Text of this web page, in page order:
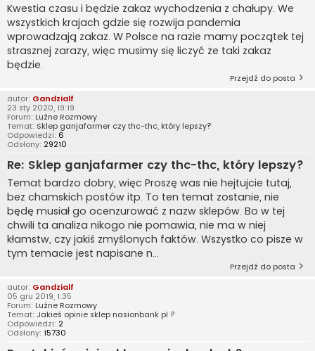
Kwestia czasu i będzie zakaz wychodzenia z chałupy. We
wszystkich krajach gdzie się rozwija pandemia
wprowadzają zakaz. W Polsce na razie mamy początek tej
strasznej zarazy, więc musimy się liczyć że taki zakaz
będzie.
Przejdź do posta
autor: Gandzialf
23 sty 2020, 19:19
Forum: Luźne Rozmowy
Temat: Sklep ganjafarmer czy thc-thc, który lepszy?
Odpowiedzi: 6
Odsłony: 29210
Re: Sklep ganjafarmer czy thc-thc, który lepszy?
Temat bardzo dobry, więc Proszę was nie hejtujcie tutaj,
bez chamskich postów itp. To ten temat zostanie, nie
będę musiał go ocenzurować z nazw sklepów. Bo w tej
chwili ta analiza nikogo nie pomawia, nie ma w niej
kłamstw, czy jakiś zmyślonych faktów. Wszystko co pisze w
tym temacie jest napisane n...
Przejdź do posta
autor: Gandzialf
05 gru 2019, 1:35
Forum: Luźne Rozmowy
Temat: Jakieś opinie sklep nasionbank pl ?
Odpowiedzi: 2
Odsłony: 15730